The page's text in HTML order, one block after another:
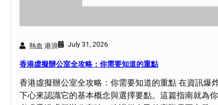
熱血 港浪 July 31, 2026
香港虛擬辦公室全攻略：你需要知道的重點
香港虛擬辦公室全攻略：你需要知道的重點 在資訊
下心來認識它的基本概念與選擇要點。這篇指南就為